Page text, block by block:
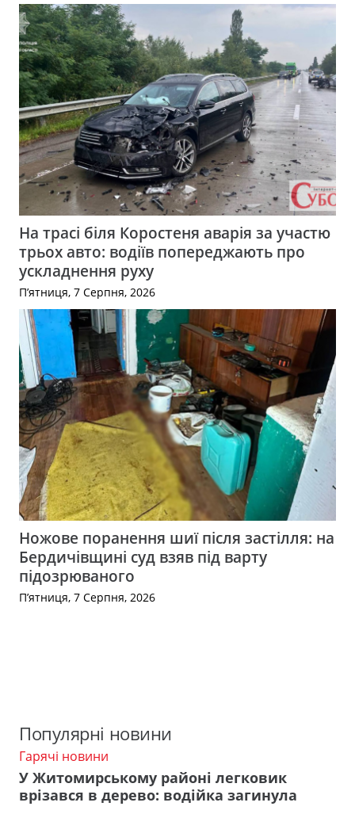
На трасі біля Коростеня аварія за участю
трьох авто: водіїв попереджають про
ускладнення руху
П’ятниця, 7 Серпня, 2026
Ножове поранення шиї після застілля: на
Бердичівщині суд взяв під варту
підозрюваного
П’ятниця, 7 Серпня, 2026
Популярні новини
Гарячі новини
У Житомирському районі легковик
врізався в дерево: водійка загинула